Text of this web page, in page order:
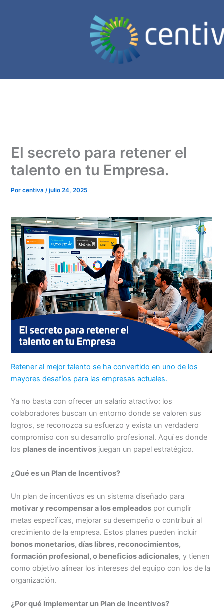
El secreto para retener el
talento en tu Empresa.
Porcentiva/julio 24, 2025
Retener al mejor talento se ha convertido en uno de los
mayores desafíos para las empresas actuales.
Ya no basta con ofrecer un salario atractivo: los
colaboradores buscan un entorno donde se valoren sus
logros, se reconozca su esfuerzo y exista un verdadero
compromiso con su desarrollo profesional. Aquí es donde
los planes de incentivos juegan un papel estratégico.
¿Qué es un Plan de Incentivos?
Un plan de incentivos es un sistema diseñado para
motivar y recompensar a los empleados por cumplir
metas específicas, mejorar su desempeño o contribuir al
crecimiento de la empresa. Estos planes pueden incluir
bonos monetarios, días libres, reconocimientos,
formación profesional, o beneficios adicionales, y tienen
como objetivo alinear los intereses del equipo con los de la
organización.
¿Por qué Implementar un Plan de Incentivos?